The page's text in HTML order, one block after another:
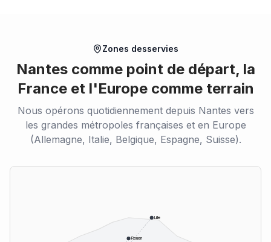
Zones desservies
Nantes comme point de départ, la
France et l'Europe comme terrain
Nous opérons quotidiennement depuis Nantes vers
les grandes métropoles françaises et en Europe
(Allemagne, Italie, Belgique, Espagne, Suisse).
Lille
Rouen